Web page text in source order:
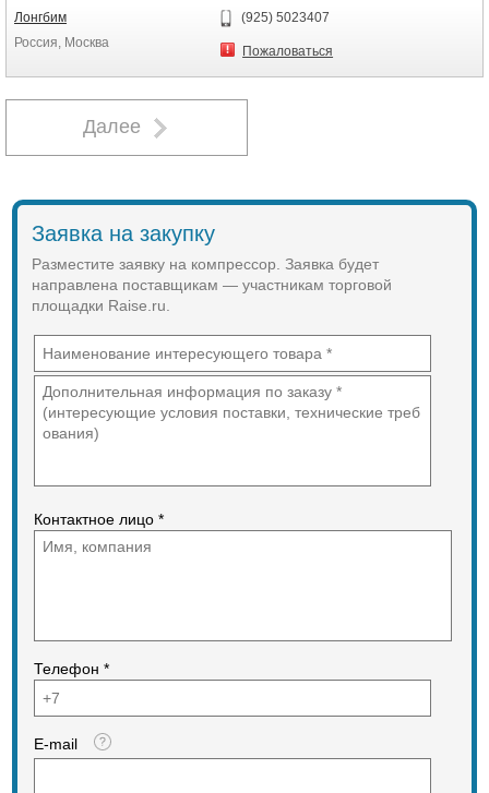
шасси) 1880 х 920 х 1230 мм
Вес рабочий (на шасси) 730 кг
Вес рабочий (без шасси) 645 кг
Дизельный марки Deutz D2011 L02
Ход поршня 112 мм
Скорость вращения вала
нормальная и максимальная 2750
об/мин
Скорость вращения вала на
/ холостом ходу 5,05 кг/час / 1,94 кг/
час
Коэффициент загрузки 50 %
Емкость масляной системы -8,0 л
Емкость топливных баков 40 л
ассиметричному профилю винтов;
Лонгбим
Россия, Москва
(925) 5023407
Пожаловаться
Далее
Заявка на закупку
Разместите заявку на компрессор. Заявка будет
направлена поставщикам — участникам торговой
площадки Raise.ru.
Контактное лицо *
Телефон *
E-mail